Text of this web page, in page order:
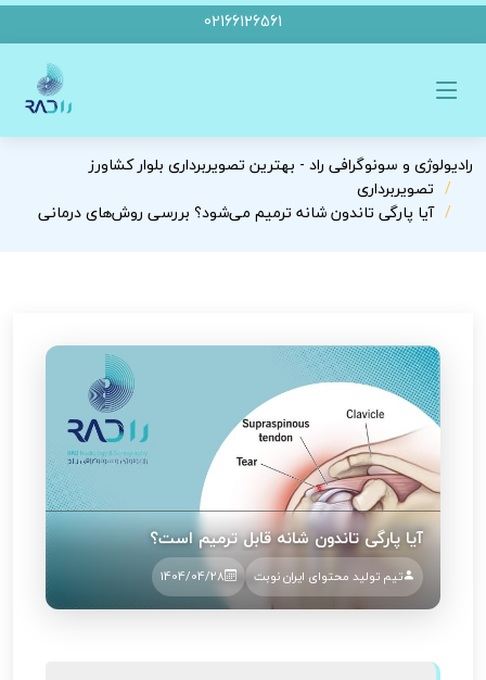
02166126561
رادیولوژی و سونوگرافی راد - بهترین تصویربرداری بلوار کشاورز
تصویربرداری
آیا پارگی تاندون شانه ترمیم می‌شود؟ بررسی روش‌های درمانی
آیا پارگی تاندون شانه قابل ترمیم است؟
تیم تولید محتوای ایران نوبت 1404/04/28